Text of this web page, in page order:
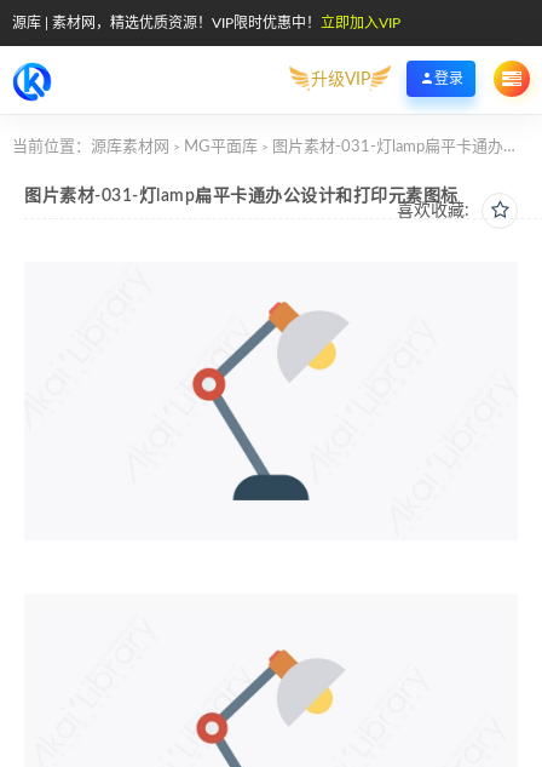
源库 | 素材网，精选优质资源！VIP限时优惠中！ 立即加入VIP
升级VIP 登录
当前位置： 源库素材网 > MG平面库 > 图片素材-031-灯lamp扁平卡通办公设计和打印元素图标
喜欢收藏:
图片素材-031-灯lamp扁平卡通办公设计和打印元素图标